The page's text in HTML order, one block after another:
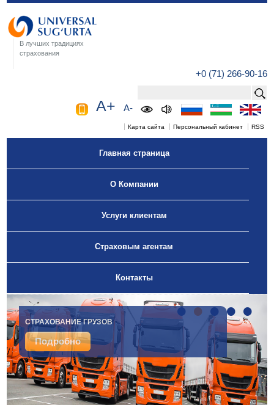
В лучших традициях
страхования
+0 (71) 266-90-16
A+ A-
Карта сайта Персональный кабинет RSS
Главная страница
О Компании
Услуги клиентам
Страховым агентам
Контакты
СТРАХОВАНИЕ ГРУЗОВ
Подробно
•••••